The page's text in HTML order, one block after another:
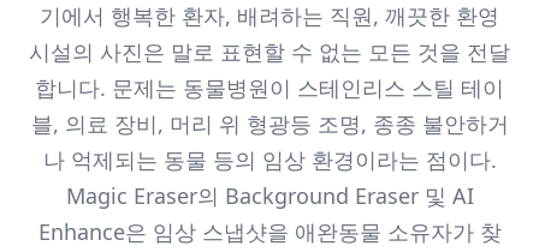
기에서 행복한 환자, 배려하는 직원, 깨끗한 환영
시설의 사진은 말로 표현할 수 없는 모든 것을 전달
합니다. 문제는 동물병원이 스테인리스 스틸 테이
블, 의료 장비, 머리 위 형광등 조명, 종종 불안하거
나 억제되는 동물 등의 임상 환경이라는 점이다.
Magic Eraser의 Background Eraser 및 AI
Enhance은 임상 스냅샷을 애완동물 소유자가 찾